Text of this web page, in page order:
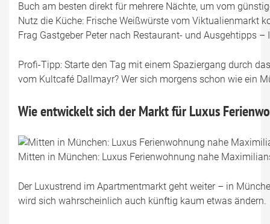
Buch am besten direkt für mehrere Nächte, um vom
Nutz die Küche: Frische Weißwürste vom Viktualienmarkt
Frag Gastgeber Peter nach Restaurant- und Ausgehtipps
Profi-Tipp: Starte den Tag mit einem Spaziergang durch
vom Kultcafé Dallmayr? Wer sich morgens schon wie ein
Wie entwickelt sich der Markt für Luxus
Mitten in München: Luxus Ferienwohnung nahe
Der Luxustrend im Apartmentmarkt geht weiter – in
wird sich wahrscheinlich auch künftig kaum etwas ändern.